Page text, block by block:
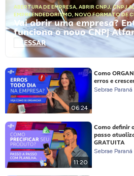
ABERTURA DE EMPRESA, ABRIR CNPJ,CNPJ
EMPREENDEDORISMO, NOVO FORMATO DE
Vai abrir uma empresa?
funciona o novo CNPJ
ACESSAR
06:24
Como
erros e
Sebrae Paraná
11:20
Como definir
passo
GRATUITA
Sebrae Paraná